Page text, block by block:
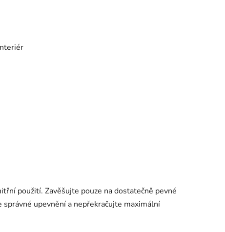
použití. Zavěšujte pouze na dostatečně pevné
upevnění a nepřekračujte maximální